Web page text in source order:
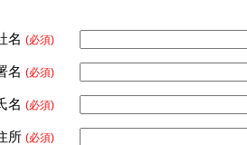
名 (必須)
名 (必須)
名 (必須)
所 (必須)